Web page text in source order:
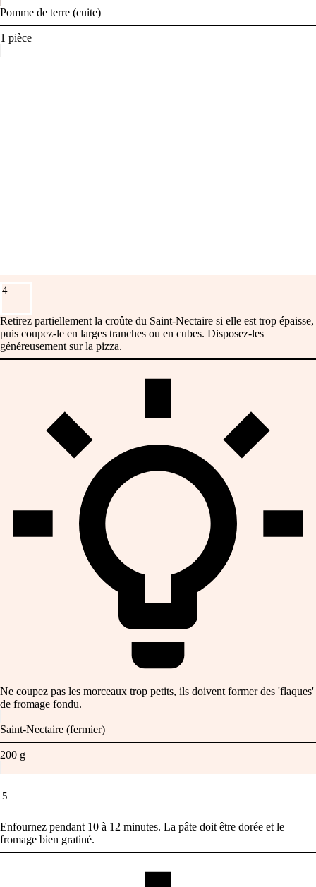
Pomme de terre (cuite)
1 pièce
4
Retirez partiellement la croûte du Saint-Nectaire si elle est trop épaisse,
puis coupez-le en larges tranches ou en cubes. Disposez-les
généreusement sur la pizza.
Ne coupez pas les morceaux trop petits, ils doivent former des 'flaques'
de fromage fondu.
Saint-Nectaire (fermier)
200 g
5
Enfournez pendant 10 à 12 minutes. La pâte doit être dorée et le
fromage bien gratiné.